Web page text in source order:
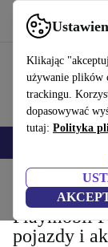
Klikając
używanie plików
trackingu.
dopasowywać
tutaj: Polityka
Korzystaj z
Playmobil
pojazdy i